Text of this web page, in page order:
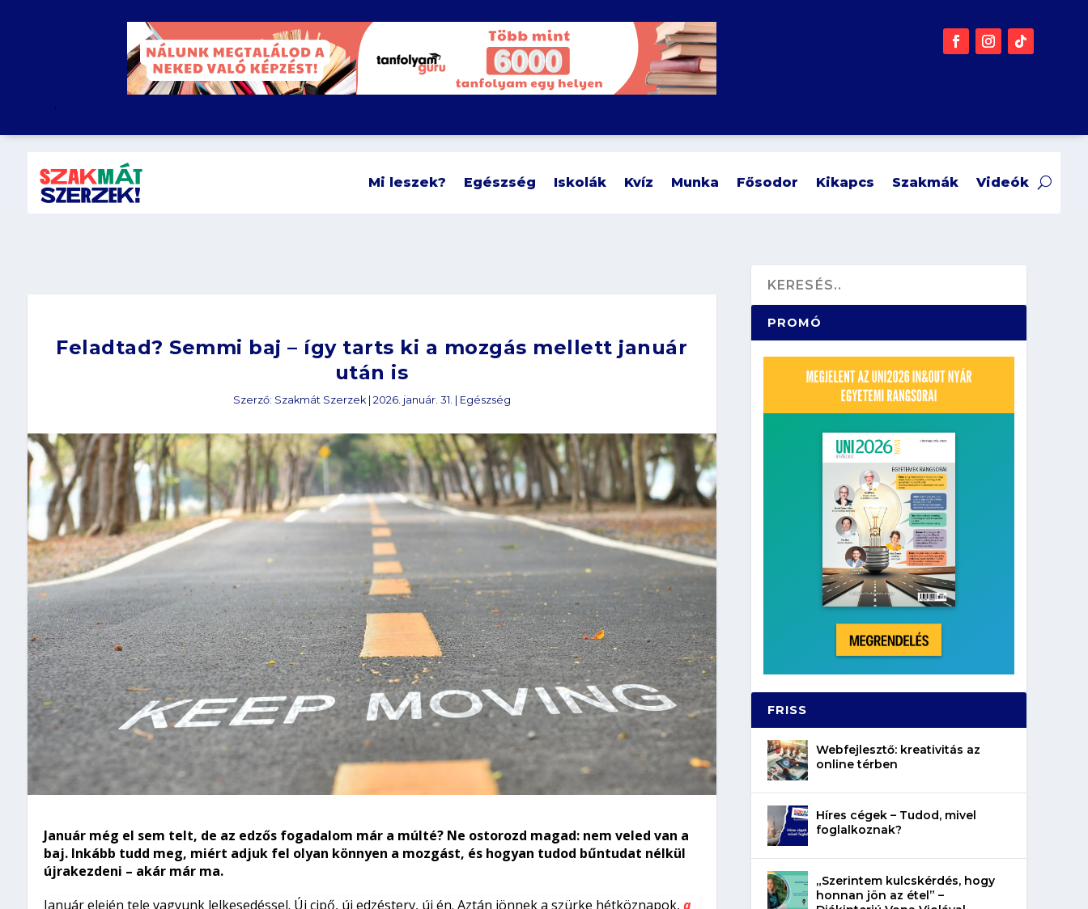
.
Mi leszek? Egészség Iskolák Kvíz Munka Fősodor Kikapcs Szakmák Videók
Feladtad? Semmi baj – így tarts ki a mozgás mellett január
után is
Szerző: Szakmát Szerzek| 2026. január. 31. Egészség
Január még el sem telt, de az edzős fogadalom már a múlté? Ne ostorozd magad: nem veled van a
baj. Inkább tudd meg, miért adjuk fel olyan könnyen a mozgást, és hogyan tudod bűntudat nélkül
újrakezdeni – akár már ma.
Január elején tele vagyunk lelkesedéssel. Új cipő, új edzésterv, új én. Aztán jönnek a szürke hétköznapok, a
PROMÓ
FRISS
Webfejlesztő: kreativitás az
online térben
Híres cégek – Tudod, mivel
foglalkoznak?
„Szerintem kulcskérdés, hogy
honnan jön az étel” –